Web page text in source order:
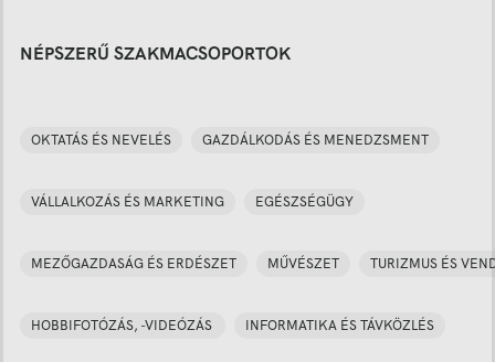
NÉPSZERŰ SZAKMACSOPORTOK
OKTATÁS ÉS NEVELÉS GAZDÁLKODÁS ÉS MENEDZSMENT
VÁLLALKOZÁS ÉS MARKETING EGÉSZSÉGÜGY
MEZŐGAZDASÁG ÉS ERDÉSZET MŰVÉSZET TURIZMUS ÉS
HOBBIFOTÓZÁS, -VIDEÓZÁS INFORMATIKA ÉS TÁVKÖZLÉS